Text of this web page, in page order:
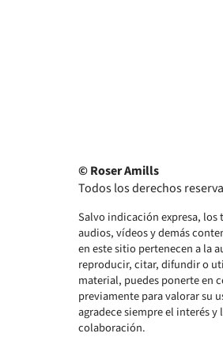
© Roser Amills
Todos los derechos
Salvo indicación expresa, los
audios, vídeos y demás
en este sitio pertenecen a la
reproducir, citar, difundir o
material, puedes ponerte en
previamente para valorar su
agradece siempre el interés y
colaboración.